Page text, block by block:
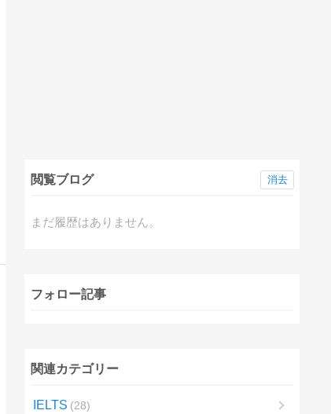
閲覧ブログ
まだ履歴はありません。
消去
フォロー記事
関連カテゴリー
IELTS 28